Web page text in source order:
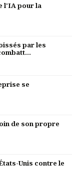
l'IA pour la
par les
se
de son propre
Unis contre le